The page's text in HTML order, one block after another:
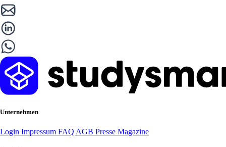
Unternehmen
Login Impressum FAQ AGB Presse Magazine